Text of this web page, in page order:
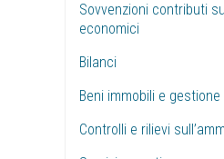
Sovvenzioni contributi
economici
Bilanci
Beni immobili e
Controlli e rilievi